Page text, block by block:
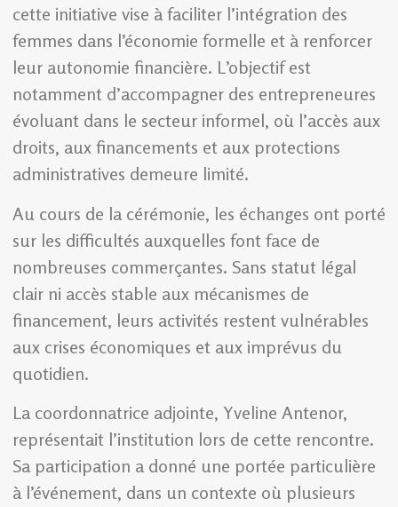
cette initiative vise à faciliter l’intégration des
femmes dans l’économie formelle et à renforcer
leur autonomie financière. L’objectif est
notamment d’accompagner des entrepreneures
évoluant dans le secteur informel, où l’accès aux
droits, aux financements et aux protections
administratives demeure limité.
Au cours de la cérémonie, les échanges ont porté
sur les difficultés auxquelles font face de
nombreuses commerçantes. Sans statut légal
clair ni accès stable aux mécanismes de
financement, leurs activités restent vulnérables
aux crises économiques et aux imprévus du
quotidien.
La coordonnatrice adjointe, Yveline Antenor,
représentait l’institution lors de cette rencontre.
Sa participation a donné une portée particulière
à l’événement, dans un contexte où plusieurs